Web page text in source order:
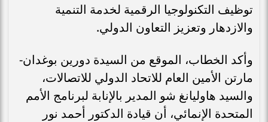
توظيف التكنولوجيا الرقمية لخدمة التنمية
والازدهار وتعزيز التعاون الدولي.
وأكد الخطاب، الموقع من السيدة دورين بوغدان-
مارتن الأمين العام للاتحاد الدولي للاتصالات،
والسيد هاوليانغ شو المدير بالإنابة لبرنامج الأمم
المتحدة الإنمائي، أن قيادة الدكتور أحمد نور